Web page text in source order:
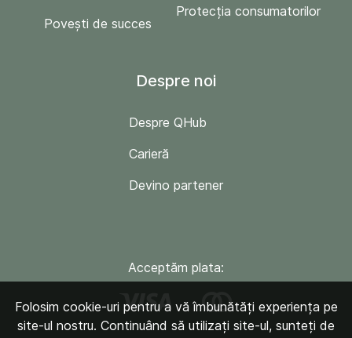
Povești de succes
Protecția consumatorilor
Despre noi
Despre QHub
Carieră
Devino partener
Acceptăm plata:
Folosim cookie-uri pentru a vă îmbunătăți experiența pe
site-ul nostru. Continuând să utilizați site-ul, sunteți de